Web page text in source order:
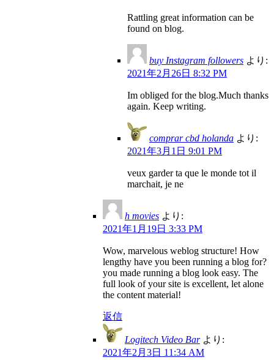
Rattling great information can be
found on blog.
buy Instagram followers より:
2021年2月26日 8:32 PM
Im obliged for the blog.Much thanks
again. Keep writing.
comprar cbd holanda より:
2021年3月1日 9:01 PM
veux garder ta que le monde tot il
marchait, je ne
h movies より:
2021年1月19日 3:33 PM
Wow, marvelous weblog structure! How
lengthy have you been running a blog for?
you made running a blog look easy. The
full look of your site is excellent, let alone
the content material!
返信
Logitech Video Bar より:
2021年2月3日 11:34 AM